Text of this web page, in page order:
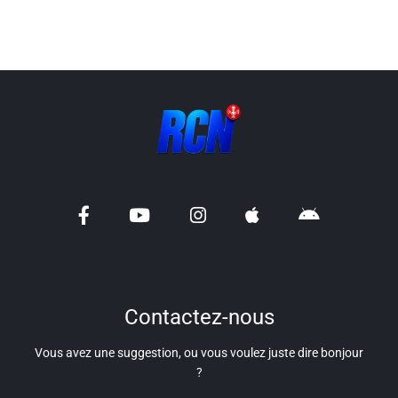
MEDIAS
Ecrire à RCN
Contactez-nous
Vous avez une suggestion, ou vous voulez juste dire bonjour
?